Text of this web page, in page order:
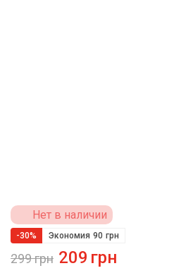
Нет в наличии
299грн
-30% Экономия 90 грн
209 грн